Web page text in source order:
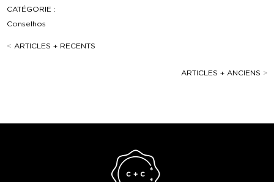
CATÉGORIE :
Conselhos
< ARTICLES + RECENTS
ARTICLES + ANCIENS >